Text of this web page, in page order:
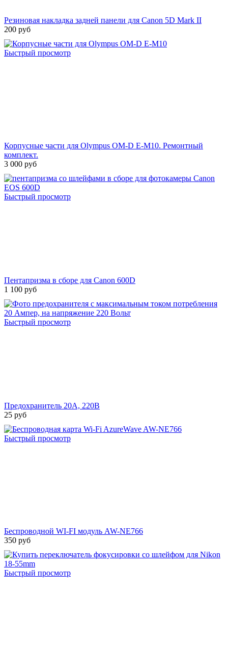
Резиновая накладка задней панели для Canon 5D Mark II
200 руб
Быстрый просмотр
Корпусные части для Olympus OM-D E‑M10. Ремонтный
комплект.
3 000 руб
Быстрый просмотр
Пентапризма в сборе для Canon 600D
1 100 руб
Быстрый просмотр
Предохранитель 20А, 220В
25 руб
Быстрый просмотр
Беспроводной WI-FI модуль AW-NE766
350 руб
Быстрый просмотр